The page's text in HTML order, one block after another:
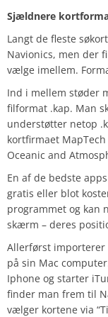
Sjældnere
Langt de fleste
Navionics, men der
vælge imellem.
Ind i mellem støder
filformat .kap. Man
understøtter netop
kortfirmaet
Oceanic and
En af de bedste
gratis eller blot
programmet og kan
skærm – deres
Allerførst importerer
på sin Mac
Iphone og starter
finder man frem til
vælger kortene via